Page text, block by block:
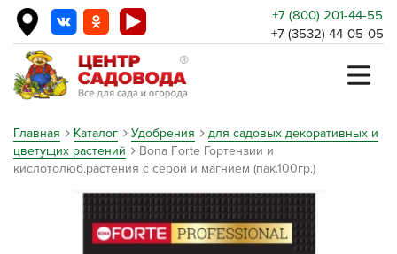
+7 (800) 201-44-55
+7 (3532) 44-05-05
Главная Каталог Удобрения
для садовых декоративных и
цветущих растений
Bona Forte Гортензии и
кислотолюб.растения с серой и магнием (пак.100гр.)